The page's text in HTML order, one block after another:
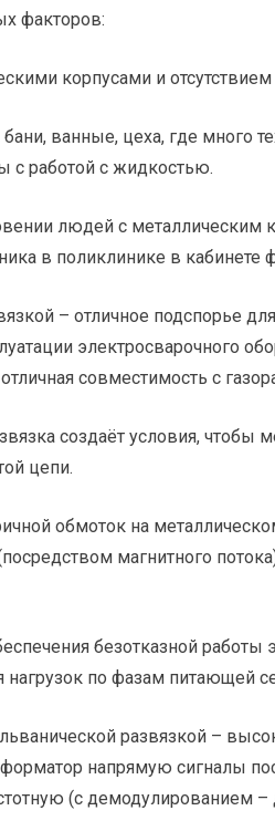
факторов:
корпусами и
ванные, цеха, где много
с работой с жидкостью.
людей с металлическим
в поликлинике в кабинете
– отличное подспорье
электросварочного
совместимость с
создаёт условия, чтобы
цепи.
обмоток на
магнитного
безотказной работы
по фазам питающей
развязкой –
напрямую сигналы
(с демодулированием –